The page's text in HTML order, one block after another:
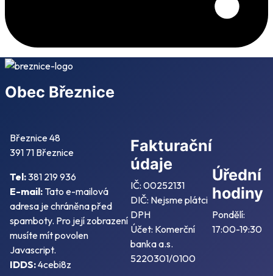
Obec Březnice
Březnice 48
391 71 Březnice
Tel:381 219 936
E-mail: Tato e-mailová
adresa je chráněna před
spamboty. Pro její zobrazení
musíte mít povolen
Javascript.
IDDS:4cebi8z
Fakturační
údaje
IČ: 00252131
DIČ: Nejsme plátci
DPH
Účet: Komerční
banka a.s.
5220301/0100
Úřední
hodiny
Pondělí:
17:00-19:30